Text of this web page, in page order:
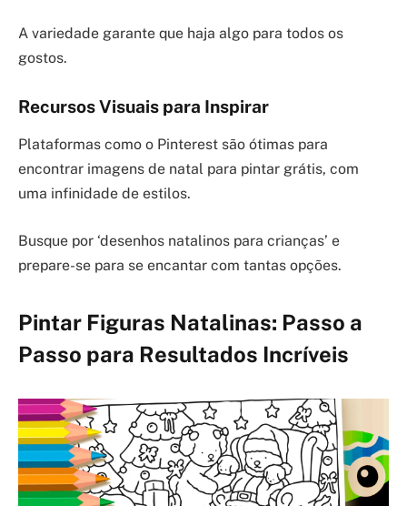
A variedade garante que haja algo para todos os
gostos.
Recursos Visuais para Inspirar
Plataformas como o Pinterest são ótimas para
encontrar imagens de natal para pintar grátis, com
uma infinidade de estilos.
Busque por ‘desenhos natalinos para crianças’ e
prepare-se para se encantar com tantas opções.
Pintar Figuras Natalinas: Passo a
Passo para Resultados Incríveis